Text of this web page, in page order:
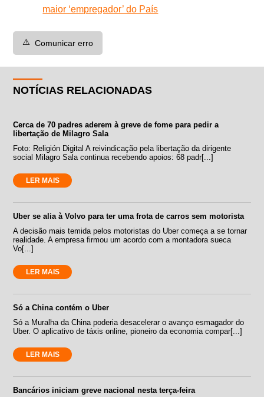
maior ‘empregador’ do País
⚠️ Comunicar erro
NOTÍCIAS RELACIONADAS
Cerca de 70 padres aderem à greve de fome para pedir a
libertação de Milagro Sala
Foto: Religión Digital A reivindicação pela libertação da dirigente
social Milagro Sala continua recebendo apoios: 68 padr[...]
LER MAIS
Uber se alia à Volvo para ter uma frota de carros sem motorista
A decisão mais temida pelos motoristas do Uber começa a se tornar
realidade. A empresa firmou um acordo com a montadora sueca
Vo[...]
LER MAIS
Só a China contém o Uber
Só a Muralha da China poderia desacelerar o avanço esmagador do
Uber. O aplicativo de táxis online, pioneiro da economia compar[...]
LER MAIS
Bancários iniciam greve nacional nesta terça-feira